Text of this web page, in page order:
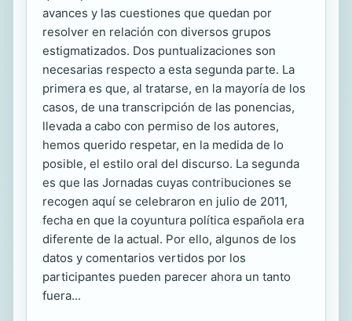
avances y las cuestiones que quedan por
resolver en relación con diversos grupos
estigmatizados. Dos puntualizaciones son
necesarias respecto a esta segunda parte. La
primera es que, al tratarse, en la mayoría de los
casos, de una transcripción de las ponencias,
llevada a cabo con permiso de los autores,
hemos querido respetar, en la medida de lo
posible, el estilo oral del discurso. La segunda
es que las Jornadas cuyas contribuciones se
recogen aquí se celebraron en julio de 2011,
fecha en que la coyuntura política española era
diferente de la actual. Por ello, algunos de los
datos y comentarios vertidos por los
participantes pueden parecer ahora un tanto
fuera...